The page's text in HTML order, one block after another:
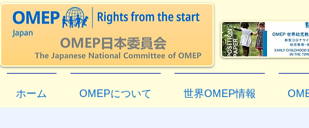
ホーム OMEPについて 世界OMEP情報